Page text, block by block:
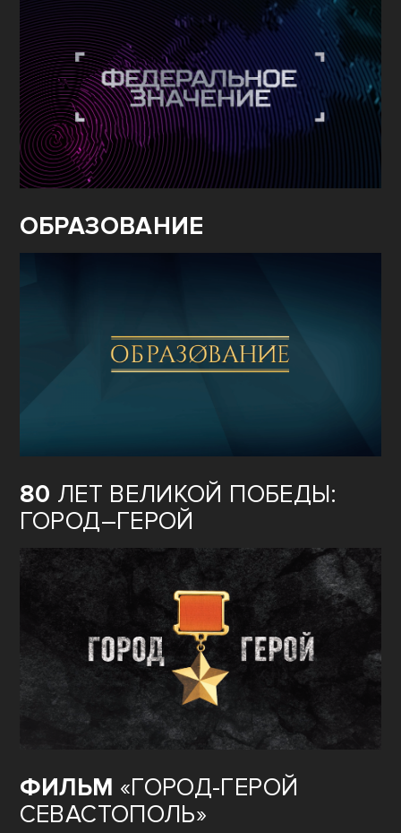
ОБРАЗОВАНИЕ
80 ЛЕТ ВЕЛИКОЙ ПОБЕДЫ:
ГОРОД–ГЕРОЙ
ФИЛЬМ «ГОРОД-ГЕРОЙ
СЕВАСТОПОЛЬ»